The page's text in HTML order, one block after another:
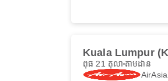
Kuala Lumpur
ពុធ 21 តុលា តាមដាន